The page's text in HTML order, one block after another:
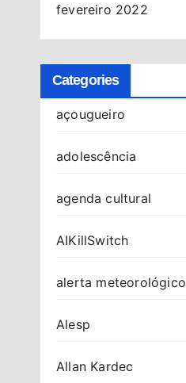
fevereiro 2022
Categories
açougueiro
adolescência
agenda cultural
AIKillSwitch
alerta meteorológico
Alesp
Allan Kardec